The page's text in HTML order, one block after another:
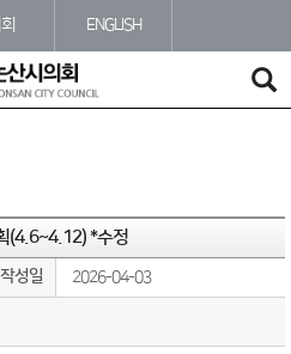
ENGLISH
(4.6~4.12) *수정
작성일 2026-04-03